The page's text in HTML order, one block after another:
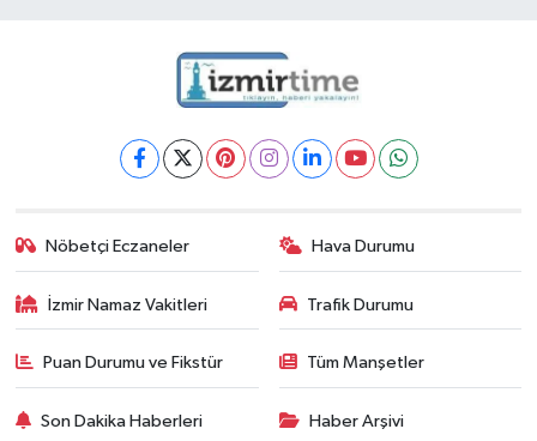
Nöbetçi Eczaneler Hava Durumu
İzmir Namaz Vakitleri Trafik Durumu
Puan Durumu ve Fikstür Tüm Manşetler
Son Dakika Haberleri Haber Arşivi